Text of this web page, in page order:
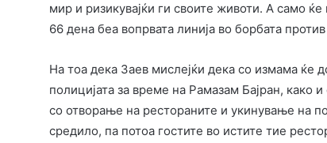
мир и ризикувајќи ги своите животи. А само
66 дена беа вопрвата линија во борбата
На тоа дека Заев мислејќи дека со измама ќе
полицијата за време на Рамазам Бајран,
со отворање на рестораните и укинување на
средило, па потоа гостите во истите тие